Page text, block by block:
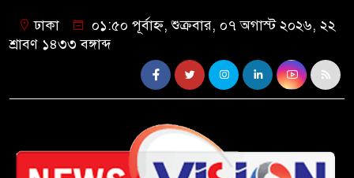
ঢাকা
০১:৫০ পূর্বাহ্ন, শুক্রবার, ০৭ অগাস্ট ২০২৬, ২২
শ্রাবণ ১৪৩৩ বঙ্গাব্দ